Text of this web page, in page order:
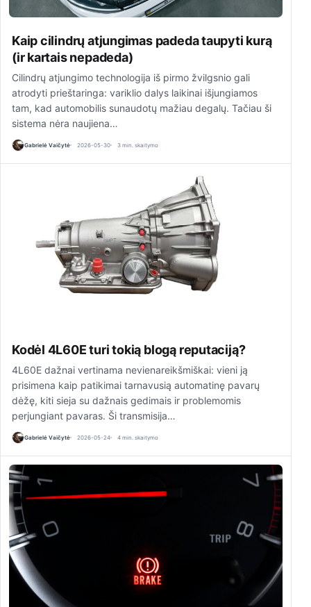
Kaip cilindrų atjungimas padeda taupyti kurą
(ir kartais nepadeda)
Cilindrų atjungimo technologija iš pirmo žvilgsnio gali
atrodyti prieštaringa: variklio dalys laikinai išjungiamos
tam, kad automobilis sunaudotų mažiau degalų. Tačiau ši
sistema nėra naujiena…
Gabrielė Vaičytė 2026-05-30 3 min. skaitymo
Kodėl 4L60E turi tokią blogą reputaciją?
4L60E dažnai vertinama nevienareikšmiškai: vieni ją
prisimena kaip patikimai tarnavusią automatinę pavarų
dėžę, kiti sieja su dažnais gedimais ir problemomis
perjungiant pavaras. Ši transmisija…
Gabrielė Vaičytė 2026-05-24 4 min. skaitymo